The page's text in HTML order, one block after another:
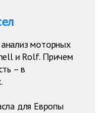
моторных
и Rolf. Причем
– в
для Европы